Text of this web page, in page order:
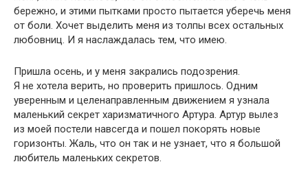
бережно, и этими пытками просто пытается уберечь меня
от боли. Хочет выделить меня из толпы всех остальных
любовниц. И я наслаждалась тем, что имею.
Пришла осень, и у меня закрались подозрения.
Я не хотела верить, но проверить пришлось. Одним
уверенным и целенаправленным движением я узнала
маленький секрет харизматичного Артура. Артур вылез
из моей постели навсегда и пошел покорять новые
горизонты. Жаль, что он так и не узнает, что я большой
любитель маленьких секретов.